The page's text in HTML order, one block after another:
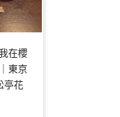
在櫻
東京
亭花